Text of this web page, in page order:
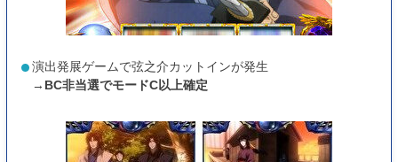
演出発展ゲームで弦之介カットインが発生
→ BC非当選でモードC以上確定